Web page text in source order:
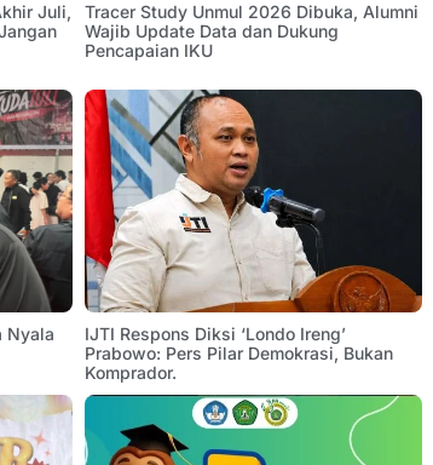
Juli,
Tracer Study Unmul 2026 Dibuka, Alumni
Wajib Update Data dan Dukung
Pencapaian IKU
Nyala
IJTI Respons Diksi ‘Londo Ireng’
Prabowo: Pers Pilar Demokrasi, Bukan
Komprador.